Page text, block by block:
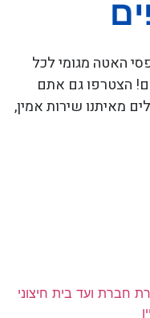
האטה מגומי לכל
הצטרפו גם אתם
מאיתנו שירות אמין,
חברת ועד בית חיצוני